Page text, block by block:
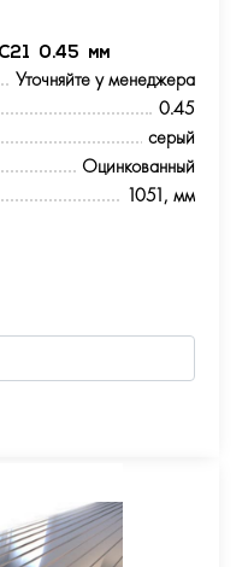
С21 0.45 мм
Уточняйте у менеджера
0.45
серый
Оцинкованный
1051, мм